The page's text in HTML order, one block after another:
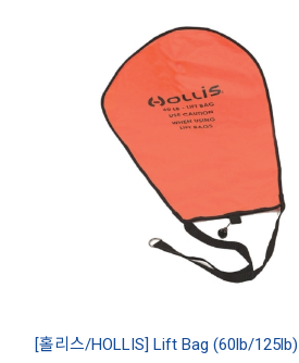
[홀리스/HOLLIS] Lift Bag (60lb/125lb)